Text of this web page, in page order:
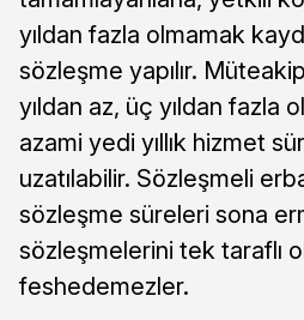
yıldan fazla olmamak
sözleşme yapılır.
yıldan az, üç yıldan fazla
azami yedi yıllık hizmet
uzatılabilir. Sözleşmeli
sözleşme süreleri sona
sözleşmelerini tek taraflı
feshedemezler.